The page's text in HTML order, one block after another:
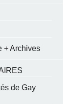
+ Archives
de Gay